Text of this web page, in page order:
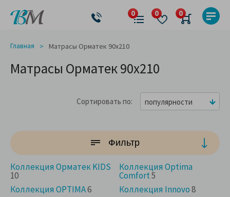
Главная Матрасы Орматек 90x210
Матрасы Орматек 90x210
Сортировать по популярности
Фильтр
Коллекция Орматек KIDS
10
Коллекция OPTIMA6
Коллекция Optima
Comfort5
Коллекция Innovo8